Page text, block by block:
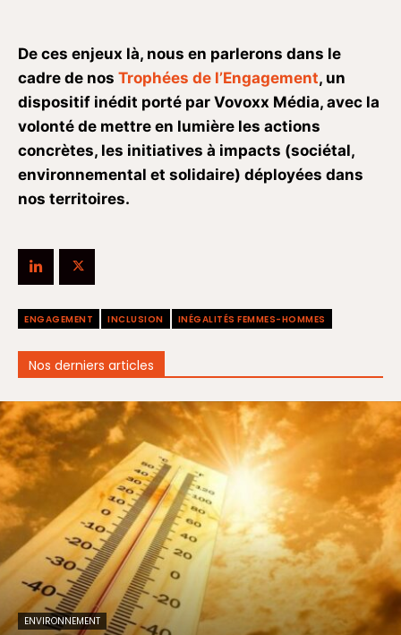
De ces enjeux là, nous en parlerons dans le
cadre de nos Trophées de l’Engagement, un
dispositif inédit porté par Vovoxx Média, avec la
volonté de mettre en lumière les actions
concrètes, les initiatives à impacts (sociétal,
environnemental et solidaire) déployées dans
nos territoires.
ENGAGEMENT INCLUSION INÉGALITÉS FEMMES-HOMMES
Nos derniers articles
ENVIRONNEMENT